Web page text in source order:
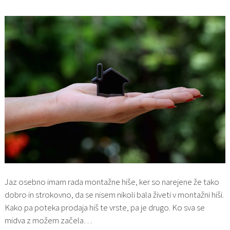
Jaz osebno imam rada montažne hiše, ker so narejene že tako
dobro in strokovno, da se nisem nikoli bala živeti v montažni hiši.
Kako pa poteka prodaja hiš te vrste, pa je drugo. Ko sva se
midva z možem začela…